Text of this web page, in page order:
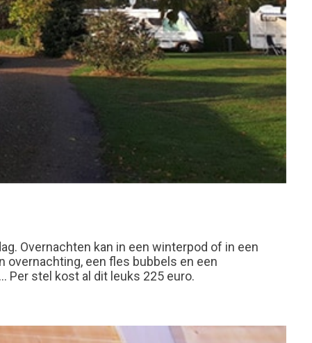
Overnachten kan in een winterpod of in een
overnachting, een fles bubbels en een
Per stel kost al dit leuks 225 euro.